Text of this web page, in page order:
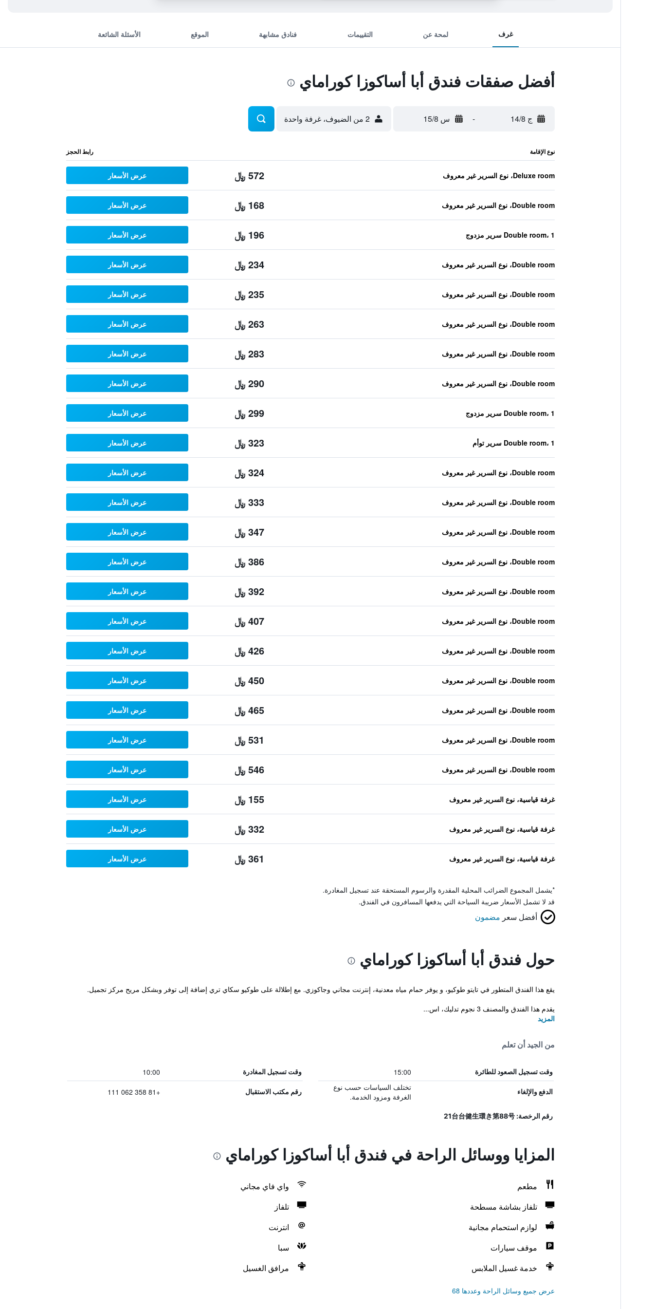
غرف لمحة عن التقييمات فنادق مشابهة الموقع الأسئلة الشائعة
أفضل صفقات فندق أبا أساكوزا كوراماي
ج 14/8 - س 15/8 2 من الضيوف، غرفة واحدة
نوع الإقامة رابط الحجز
Deluxe room، نوع السرير غير معروف 572 ﷼ عرض الأسعار
Double room، نوع السرير غير معروف 168 ﷼ عرض الأسعار
Double room، 1 سرير مزدوج 196 ﷼ عرض الأسعار
Double room، نوع السرير غير معروف 234 ﷼ عرض الأسعار
Double room، نوع السرير غير معروف 235 ﷼ عرض الأسعار
Double room، نوع السرير غير معروف 263 ﷼ عرض الأسعار
Double room، نوع السرير غير معروف 283 ﷼ عرض الأسعار
Double room، نوع السرير غير معروف 290 ﷼ عرض الأسعار
Double room، 1 سرير مزدوج 299 ﷼ عرض الأسعار
Double room، 1 سرير توأم 323 ﷼ عرض الأسعار
Double room، نوع السرير غير معروف 324 ﷼ عرض الأسعار
Double room، نوع السرير غير معروف 333 ﷼ عرض الأسعار
Double room، نوع السرير غير معروف 347 ﷼ عرض الأسعار
Double room، نوع السرير غير معروف 386 ﷼ عرض الأسعار
Double room، نوع السرير غير معروف 392 ﷼ عرض الأسعار
Double room، نوع السرير غير معروف 407 ﷼ عرض الأسعار
Double room، نوع السرير غير معروف 426 ﷼ عرض الأسعار
Double room، نوع السرير غير معروف 450 ﷼ عرض الأسعار
Double room، نوع السرير غير معروف 465 ﷼ عرض الأسعار
Double room، نوع السرير غير معروف 531 ﷼ عرض الأسعار
Double room، نوع السرير غير معروف 546 ﷼ عرض الأسعار
غرفة قياسية، نوع السرير غير معروف 155 ﷼ عرض الأسعار
غرفة قياسية، نوع السرير غير معروف 332 ﷼ عرض الأسعار
غرفة قياسية، نوع السرير غير معروف 361 ﷼ عرض الأسعار
*يشمل المجموع الضرائب المحلية المقدرة والرسوم المستحقة عند تسجيل المغادرة.
قد لا تشمل الأسعار ضريبة السياحة التي يدفعها المسافرون في الفندق.
أفضل سعر مضمون
حول فندق أبا أساكوزا كوراماي
يقع هذا الفندق المتطور في تايتو طوكيو، و يوفر حمام مياه معدنية، إنترنت مجاني وجاكوزي. مع إطلالة على طوكيو سكاي تري إضافة إلى توفر وبشكل مريح مركز تجميل.
يقدم هذا الفندق والمصنف 3 نجوم تدليك، اس...
المزيد
من الجيد أن تعلم
وقت تسجيل الصعود للطائرة 15:00 وقت تسجيل المغادرة 10:00
الدفع والإلغاء
تختلف السياسات حسب نوع
الغرفة ومزود الخدمة.
رقم مكتب الاستقبال +81 358 062 111
رقم الرخصة: 21台台健生環き第88号
المزايا ووسائل الراحة في فندق أبا أساكوزا كوراماي
مطعم
واي فاي مجاني
تلفاز بشاشة مسطحة
تلفاز
لوازم استحمام مجانية
انترنت
موقف سيارات
سبا
خدمة غسيل الملابس
مرافق الغسيل
عرض جميع وسائل الراحة وعددها 68